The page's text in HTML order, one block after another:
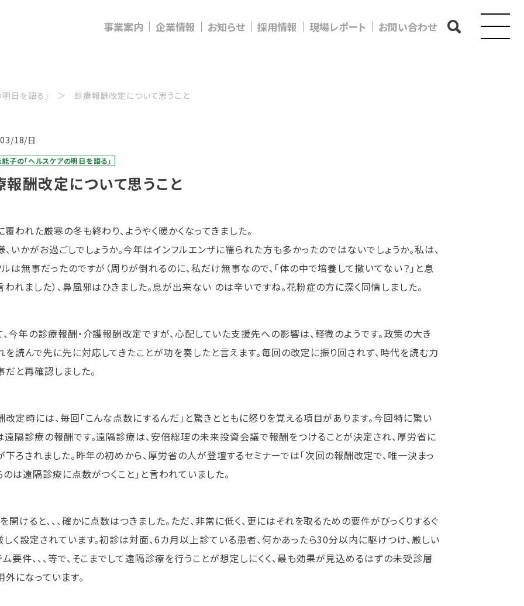
事業案内 企業情報 お知らせ 採用情報 現場レポート お問い合わせ
日を語る」 診療報酬改定について思うこと
18/日
子の「ヘルスケアの明日を語る」
報酬改定について思うこと
われた厳寒の冬も終わり、ようやく暖かくなってきました。
いかがお過ごしでしょうか。今年はインフルエンザに罹られた方も多かったのではないでしょうか。私は、
ルは無事だったのですが（周りが倒れるのに、私だけ無事なので、「体の中で培養して撒いてない？」と息
われました）、鼻風邪はひきました。息が出来ない のは辛いですね。花粉症の方に深く同情しました。
今年の診療報酬・介護報酬改定ですが、心配していた支援先への影響は、軽微のようです。政策の大き
を読んで先に先に対応してきたことが功を奏したと言えます。毎回の改定に振り回されず、時代を読む力
だと再確認しました。
定時には、毎回「こんな点数にするんだ」と驚きとともに怒りを覚える項目があります。今回特に驚い
遠隔診療の報酬です。遠隔診療は、安倍総理の未来投資会議で報酬をつけることが決定され、厚労省に
下ろされました。昨年の初めから、厚労省の人が登壇するセミナーでは「次回の報酬改定で、唯一決まっ
のは遠隔診療に点数がつくこと」と言われていました。
開けると、、、確かに点数はつきました。ただ、非常に低く、更にはそれを取るための要件がびっくりするぐ
しく設定されています。初診は対面、6カ月以上診ている患者、何かあったら30分以内に駆けつけ、厳しい
ム要件、、、等で、そこまでして遠隔診療を行うことが想定しにくく、最も効果が見込めるはずの未受診層
になっています。